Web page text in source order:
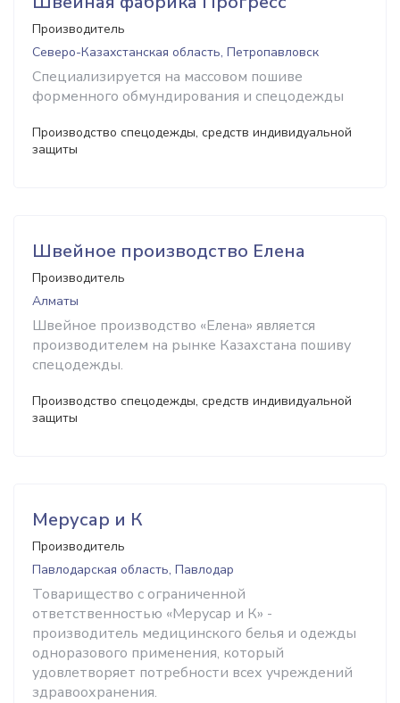
Производитель
Северо-Казахстанская область, Петропавловск
Специализируется на массовом пошиве
форменного обмундирования и спецодежды
Производство спецодежды, средств индивидуальной
защиты
Швейное производство Елена
Производитель
Алматы
Швейное производство «Елена» является
производителем на рынке Казахстана пошиву
спецодежды.
Производство спецодежды, средств индивидуальной
защиты
Мерусар и К
Производитель
Павлодарская область, Павлодар
Товарищество с ограниченной
ответственностью «Мерусар и К» -
производитель медицинского белья и одежды
одноразового применения, который
удовлетворяет потребности всех учреждений
здравоохранения.